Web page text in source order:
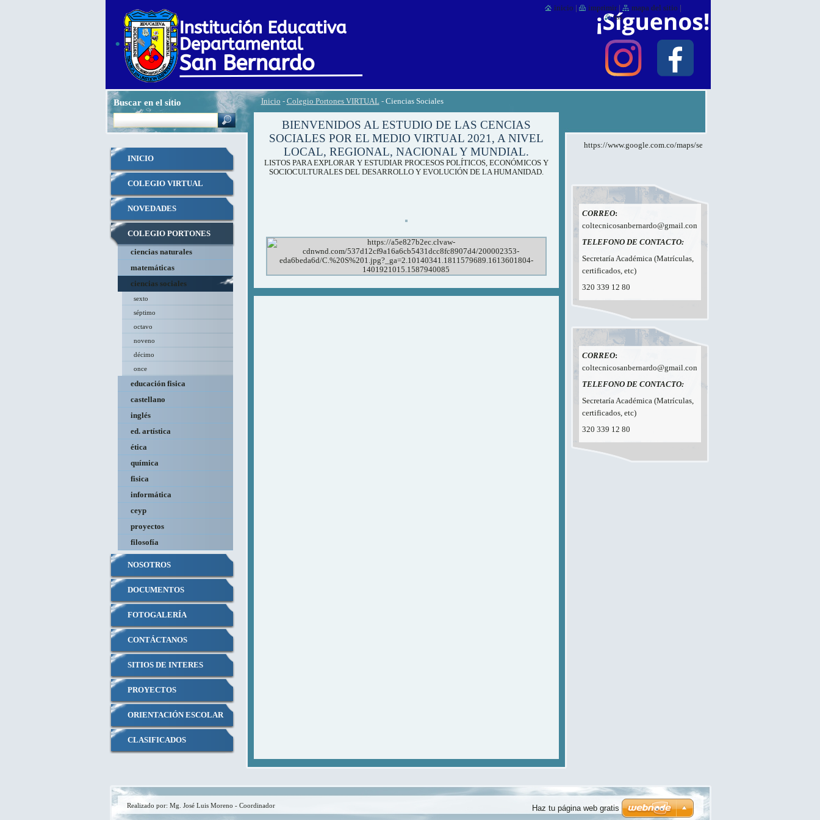
.
Inicio - Colegio Portones VIRTUAL - Ciencias Sociales
BIENVENIDOS AL ESTUDIO DE LAS CENCIAS
SOCIALES POR EL MEDIO VIRTUAL 2021, A NIVEL
LOCAL, REGIONAL, NACIONAL Y MUNDIAL.
LISTOS PARA EXPLORAR Y ESTUDIAR PROCESOS POLÍTICOS, ECONÓMICOS Y
SOCIOCULTURALES DEL DESARROLLO Y EVOLUCIÓN DE LA HUMANIDAD.
INICIO
COLEGIO VIRTUAL
NOVEDADES
COLEGIO PORTONES
ciencias naturales
matemáticas
ciencias sociales
sexto
séptimo
octavo
noveno
décimo
once
educación fisica
castellano
inglés
ed. artística
ética
química
fisica
informática
ceyp
proyectos
filosofía
NOSOTROS
DOCUMENTOS
FOTOGALERÍA
CONTÁCTANOS
SITIOS DE INTERES
PROYECTOS
ORIENTACIÓN ESCOLAR
CLASIFICADOS
https://www.google.com.co/maps/search/ied+san+bernardo/
CORREO:
coltecnicosanbernardo@gmail.com
TELEFONO DE CONTACTO:
Secretaría Académica (Matrículas,
certificados, etc)
320 339 12 80
CORREO:
coltecnicosanbernardo@gmail.com
TELEFONO DE CONTACTO:
Secretaría Académica (Matrículas,
certificados, etc)
320 339 12 80
Buscar en el sitio
inicio imprimir mapa del sitio
rss
Realizado por: Mg. José Luis Moreno - Coordinador Haz tu página web gratis